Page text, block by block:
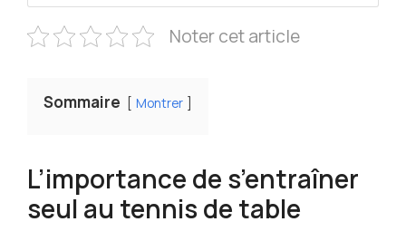
différents styles de jeu grâce à 36 variations
d'effets distinctes pour une pratique complète
【CAPACITÉ DE 90 BALLES + FORMAT COMPACT ET
facile à transporter et à ranger : idéal pour les sous-
MODULAIRE + MOTELILLES ROTATIVES INTUITIVES】
Ce lanceur de balles de tennis de table est équipé
d'un bac à balles entièrement amovible pour un
Noter cet article
Sommaire Montrer
L’importance de s’entraîner
seul au tennis de table